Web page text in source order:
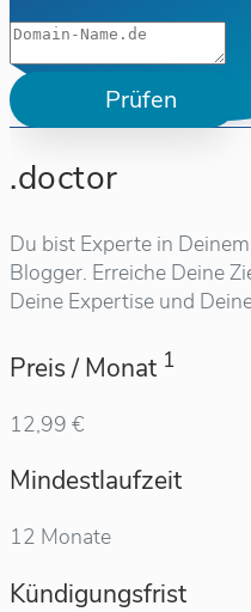
Prüfen
.doctor
Du bist Experte in
Blogger. Erreiche Deine
Deine Expertise und
Preis / Monat 1
12,99 €
Mindestlaufzeit
12 Monate
Kündigungsfrist